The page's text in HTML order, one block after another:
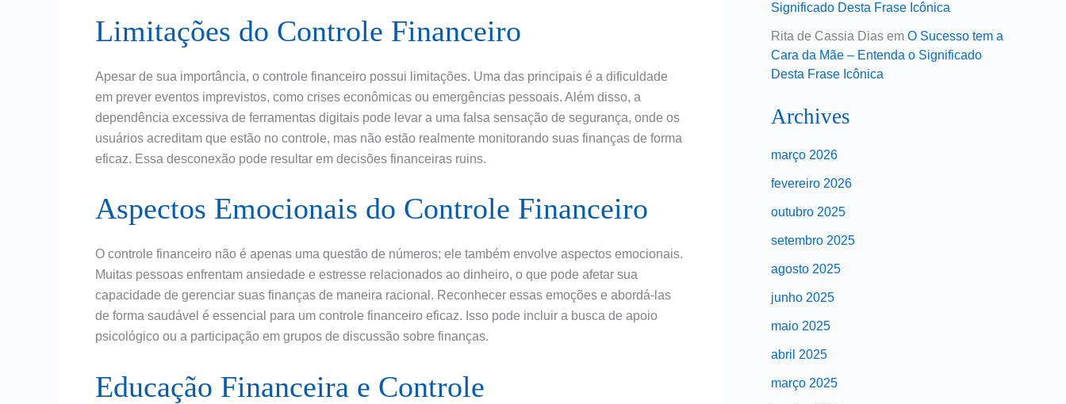
Limitações do Controle Financeiro
Apesar de sua importância, o controle financeiro possui limitações. Uma das principais é a dificuldade
em prever eventos imprevistos, como crises econômicas ou emergências pessoais. Além disso, a
dependência excessiva de ferramentas digitais pode levar a uma falsa sensação de segurança, onde os
usuários acreditam que estão no controle, mas não estão realmente monitorando suas finanças de forma
eficaz. Essa desconexão pode resultar em decisões financeiras ruins.
Aspectos Emocionais do Controle Financeiro
O controle financeiro não é apenas uma questão de números; ele também envolve aspectos emocionais.
Muitas pessoas enfrentam ansiedade e estresse relacionados ao dinheiro, o que pode afetar sua
capacidade de gerenciar suas finanças de maneira racional. Reconhecer essas emoções e abordá-las
de forma saudável é essencial para um controle financeiro eficaz. Isso pode incluir a busca de apoio
psicológico ou a participação em grupos de discussão sobre finanças.
Educação Financeira e Controle
Significado Desta Frase Icônica
Rita de Cassia Dias em O Sucesso tem a
Cara da Mãe – Entenda o Significado
Desta Frase Icônica
Archives
março 2026
fevereiro 2026
outubro 2025
setembro 2025
agosto 2025
junho 2025
maio 2025
abril 2025
março 2025